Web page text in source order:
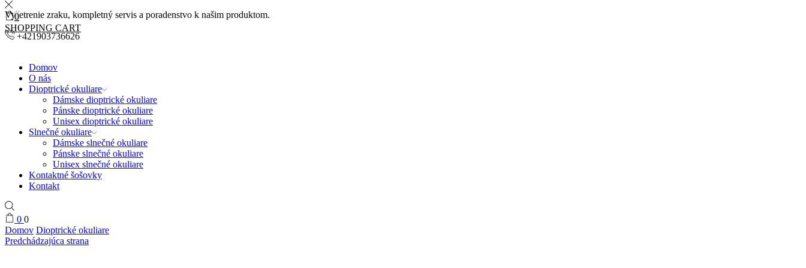
Vyšetrenie zraku, kompletný servis a poradenstvo k našim produktom.
+421903736626
Domov
O nás
Dioptrické okuliare
Dámske dioptrické okuliare
Pánske dioptrické okuliare
Unisex dioptrické okuliare
Slnečné okuliare
Dámske slnečné okuliare
Pánske slnečné okuliare
Unisex slnečné okuliare
Kontaktné šošovky
Kontakt
0 0
0
SHOPPING CART
Domov Dioptrické okuliare
Predchádzajúca strana